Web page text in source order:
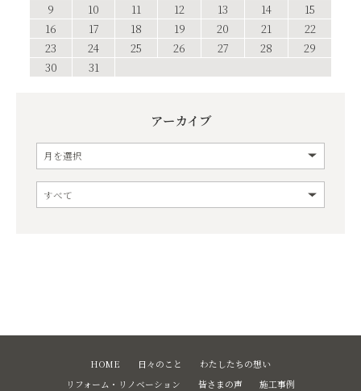
9
10 11 12 13 14
15
16
17 18 19 20 21
22
23
24 25 26 27 28
29
30
31
アーカイブ
HOME 日々のこと
わたしたちの想い
リフォーム・リノベーション
皆さまの声 施工事例